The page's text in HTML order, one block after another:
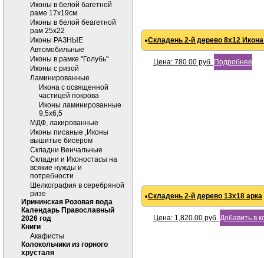
Иконы в белой багетной
раме 17х19см
Иконы в белой беагетной
рам 25х22
Иконы РАЗНЫЕ
Автомобильные
Иконы в рамке "Голубь"
Иконы с ризой
Ламинированные
Икона с освященной
частицей покрова
Иконы ламинированные
9,5х6,5
МДФ, лакированные
Иконы писаные ,Иконы
вышитые бисером
Складни Венчальные
Складни и Иконостасы на
всякие нужды и
потребности
Шелкография в серебряной
ризе
Ирининская Розовая вода
Календарь Православный
2026 год
Книги
Акафисты
Колокольчики из горного
хрусталя
Складень 2-й дерево 8х12
Цена: 780.00руб. Подробнее
Складень 2-й дерево 13х18 арка
Цена: 1,820.00руб. Добавить в